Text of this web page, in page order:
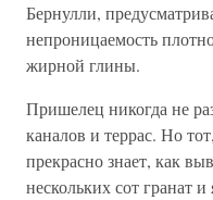
Бернулли,
непроницаемость
жирной глины.
Пришелец никогда не
каналов и террас. Но
прекрасно знает, как
нескольких сот гранат